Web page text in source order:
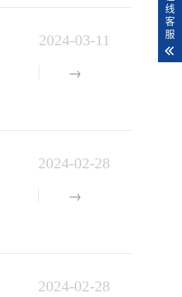
2024-03-11
2024-02-28
2024-02-28
线
客
服